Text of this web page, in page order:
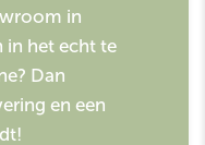
in
in het echt te
Dan
en een